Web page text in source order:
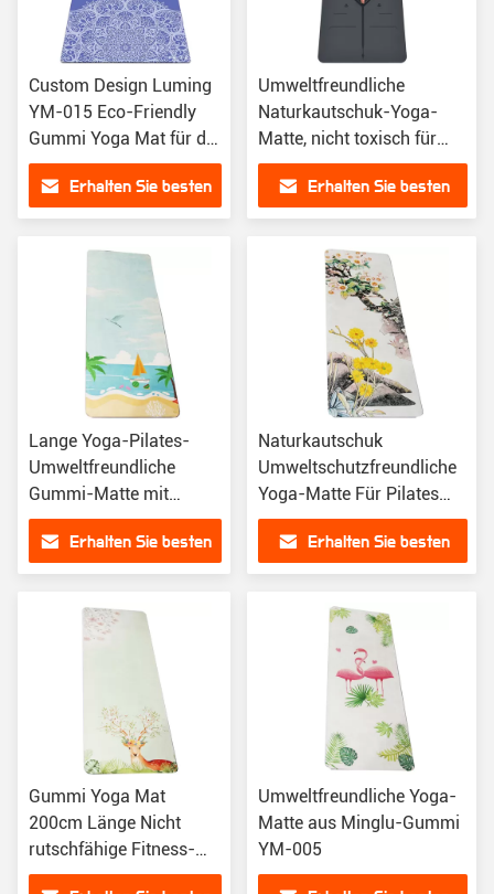
Custom Design Luming
YM-015 Eco-Friendly
Gummi Yoga Mat für die
Übung
Erhalten Sie besten
Umweltfreundliche
Naturkautschuk-Yoga-
Matte, nicht toxisch für
das Heim, SGS-zertifiziert
Erhalten Sie besten
Lange Yoga-Pilates-
Umweltfreundliche
Gummi-Matte mit
Luming YM-009
Erhalten Sie besten
Naturkautschuk
Umweltschutzfreundliche
Yoga-Matte Für Pilates
Fitnessstudio-
Übungsmatten
Erhalten Sie besten
Gummi Yoga Mat
200cm Länge Nicht
rutschfähige Fitness-
Übungsmatte Für Hot
Umweltfreundliche Yoga-
Matte aus Minglu-Gummi
YM-005